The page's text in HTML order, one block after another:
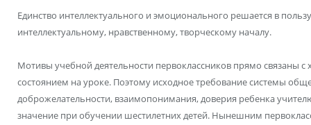
Единство интеллектуального и эмоционального решается в
интеллектуальному, нравственному, творческому началу.
Мотивы учебной деятельности первоклассников прямо связаны
состоянием на уроке. Поэтому исходное требование системы
доброжелательности, взаимопонимания, доверия ребенка
значение при обучении шестилетних детей. Нынешним